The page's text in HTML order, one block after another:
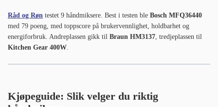
Råd og Røn testet 9 håndmiksere. Best i testen ble Bosch MFQ36440
med 79 poeng, med toppscore på brukervennlighet, holdbarhet og
energiforbruk. Andreplassen gikk til Braun HM3137 , tredjeplassen til
Kitchen Gear 400W
Kjøpeguide: Slik velger du riktig